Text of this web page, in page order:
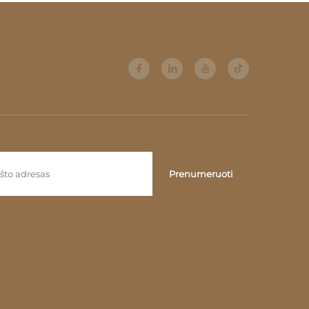
Klasikinė luksus lampė -1
Prenumeruoti